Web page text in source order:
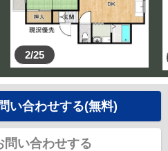
2/25
い合わせする(無料)
問い合わせする